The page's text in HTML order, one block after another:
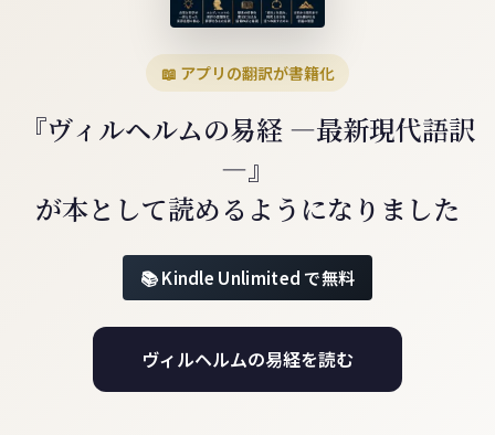
📖 アプリの翻訳が書籍化
『ヴィルヘルムの易経 ―最新現代語訳
―』
が本として読めるようになりました
Kindle Unlimited で無料
ヴィルヘルムの易経を読む